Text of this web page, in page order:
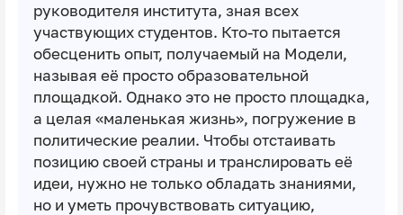
руководителя института, зная всех
участвующих студентов. Кто-то пытается
обесценить опыт, получаемый на Модели,
называя её просто образовательной
площадкой. Однако это не просто площадка,
а целая «маленькая жизнь», погружение в
политические реалии. Чтобы отстаивать
позицию своей страны и транслировать её
идеи, нужно не только обладать знаниями,
но и уметь прочувствовать ситуацию,